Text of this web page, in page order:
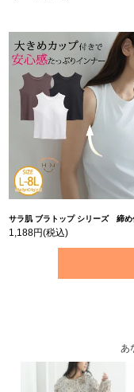
サラ肌 ブラトップ シリーズ 締め付けない リブ タンクトップ | 大きいサイズの通販
1,188円(税込)
あ